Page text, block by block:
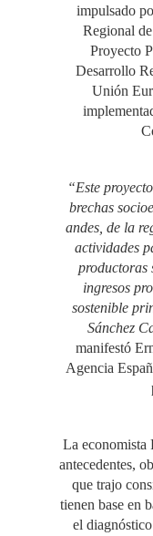
impulsado
Regional
Proyecto
Desarrollo
Unión
“Este
brechas
andes, de la
actividades
productoras
ingresos
sostenible
Sánchez
manifestó
Agencia
La economista
antecedentes,
que trajo
tienen base en
el